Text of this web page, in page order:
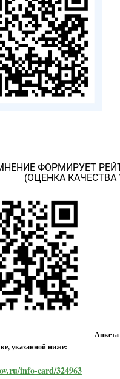
ФОРМИРУЕТ
(ОЦЕНКА КАЧЕСТВА
Анкета
указанной ниже:
info-card/324963